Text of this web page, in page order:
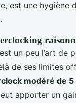
est une hygiène
un peu l’art de
de ses limites
modéré de 5
apporter un